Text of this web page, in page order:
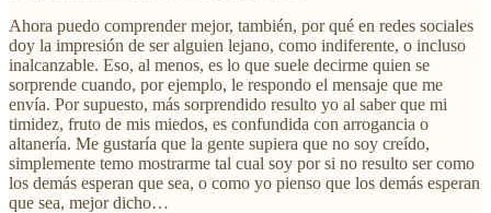
Ahora puedo comprender mejor, también, por qué en redes sociales
doy la impresión de ser alguien lejano, como indiferente, o incluso
inalcanzable. Eso, al menos, es lo que suele decirme quien se
sorprende cuando, por ejemplo, le respondo el mensaje que me
envía. Por supuesto, más sorprendido resulto yo al saber que mi
timidez, fruto de mis miedos, es confundida con arrogancia o
altanería. Me gustaría que la gente supiera que no soy creído,
simplemente temo mostrarme tal cual soy por si no resulto ser como
los demás esperan que sea, o como yo pienso que los demás esperan
que sea, mejor dicho…